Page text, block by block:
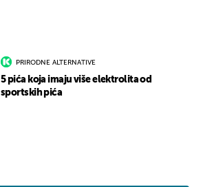
PRIRODNE ALTERNATIVE
5 pića koja imaju više elektrolita od
sportskih pića